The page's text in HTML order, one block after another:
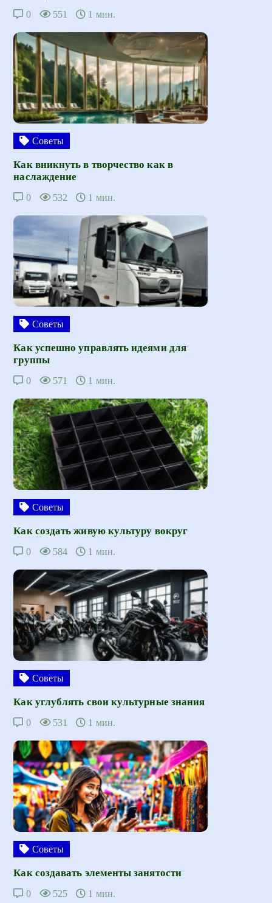
0 551 1 мин.
Советы
Как вникнуть в творчество как в
наслаждение
0 532 1 мин.
Советы
Как успешно управлять идеями для
группы
0 571 1 мин.
Советы
Как создать живую культуру вокруг
0 584 1 мин.
Советы
Как углублять свои культурные знания
0 531 1 мин.
Советы
Как создавать элементы занятости
0 525 1 мин.